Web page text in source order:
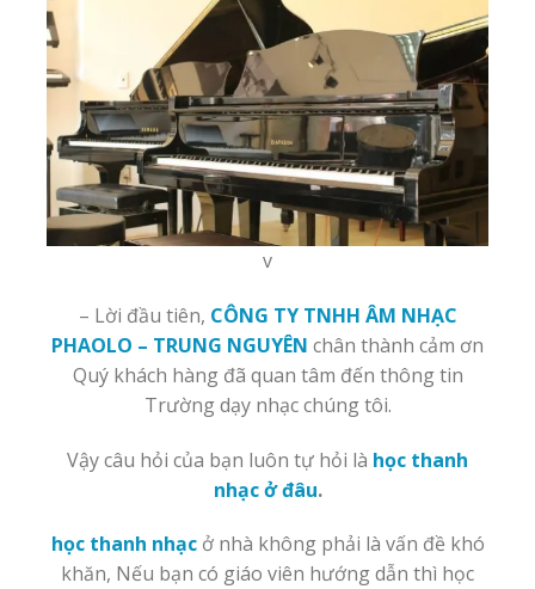
v
– Lời đầu tiên, CÔNG TY TNHH ÂM NHẠC
PHAOLO – TRUNG NGUYÊN chân thành cảm ơn
Quý khách hàng đã quan tâm đến thông tin
Trường dạy nhạc chúng tôi.
Vậy câu hỏi của bạn luôn tự hỏi là học thanh
nhạcở đâu.
học thanh nhạcở nhà không phải là vấn đề khó
khăn, Nếu bạn có giáo viên hướng dẫn thì học